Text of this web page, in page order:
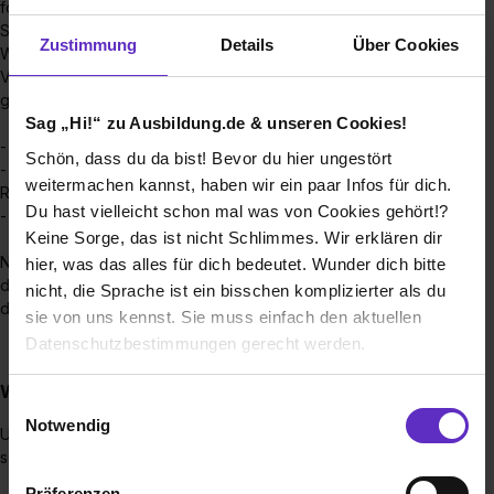
Zustimmung Details Über Cookies
Sag „Hi!“ zu Ausbildung.de & unseren Cookies!
Schön, dass du da bist! Bevor du hier ungestört
weitermachen kannst, haben wir ein paar Infos für dich.
Du hast vielleicht schon mal was von Cookies gehört!?
Keine Sorge, das ist nicht Schlimmes. Wir erklären dir
hier, was das alles für dich bedeutet. Wunder dich bitte
nicht, die Sprache ist ein bisschen komplizierter als du
sie von uns kennst. Sie muss einfach den aktuellen
Datenschutzbestimmungen gerecht werden.
Notwendig
fordern bei Bedarf noch einen Lebenslauf oder dein
Schulzeugnis nach.
Wenn die Bewerbungsfrist abgelaufen ist und du die
Voraussetzungen für die angestrebte Ausbildung erfüllst,
geht's wie folgt weiter:
- Online-Einstellungstest zu Hause
- Einladung zum persönlichen Vorstellungsgespräch im
Rathaus
- zeitnahe Rückmeldung (Zu- oder Absage)
Nach Durchführung aller Bewerbungsgespräche geben wir
dir grundsätzlich innerhalb weniger Tage Bescheid, ob du
den Ausbildungsplatz bekommst.
Wie sollte ich meine Bewerbung gestalten?
Um uns ein gutes Bild von dir als Person machen zu können,
solltest du bei deiner Bewerbung folgendes beachten: